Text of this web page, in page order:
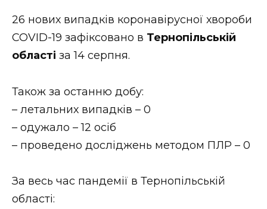
Втрачений Ужгород (відеоверсія)
ЗАКАРПАТСЬКІ НОВИНИ
НОВИНИ ЗАХІДНОЇ УКРАЇНИ
ФОТО
26 нових випадків коронавірусної хвороби
COVID-19 зафіксовано в Тернопільській
області за 14 серпня.
Також за останню добу:
– летальних випадків – 0
– одужало – 12 осіб
– проведено досліджень методом ПЛР – 0
За весь час пандемії в Тернопільській
області: